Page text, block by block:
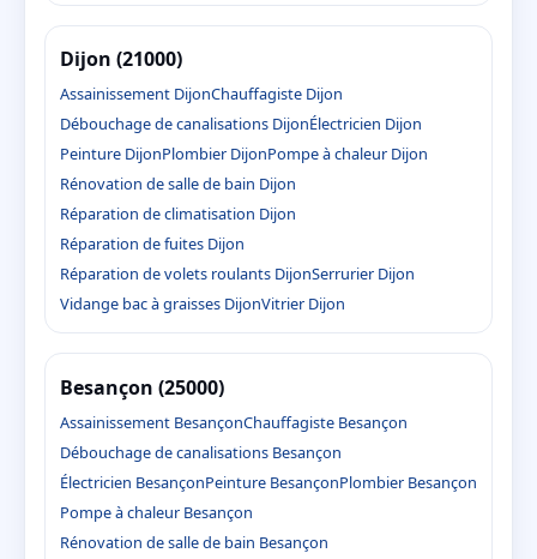
Dijon (21000)
Assainissement DijonChauffagiste Dijon
Débouchage de canalisations DijonÉlectricien Dijon
Peinture DijonPlombier DijonPompe à chaleur Dijon
Rénovation de salle de bain Dijon
Réparation de climatisation Dijon
Réparation de fuites Dijon
Réparation de volets roulants DijonSerrurier Dijon
Vidange bac à graisses DijonVitrier Dijon
Besançon (25000)
Assainissement BesançonChauffagiste Besançon
Débouchage de canalisations Besançon
Électricien BesançonPeinture BesançonPlombier Besançon
Pompe à chaleur Besançon
Rénovation de salle de bain Besançon